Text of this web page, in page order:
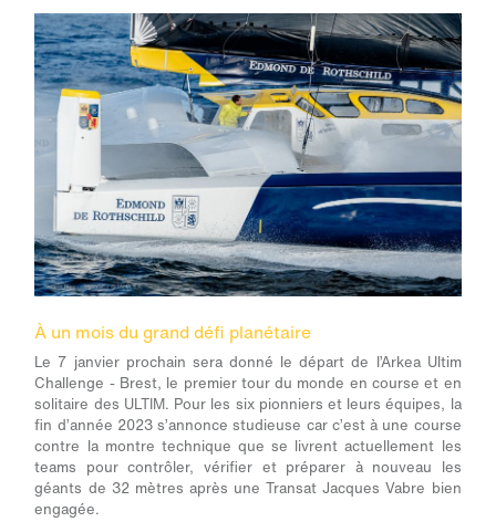
À un mois du grand défi planétaire
Le 7 janvier prochain sera donné le départ de l’Arkea Ultim
Challenge - Brest, le premier tour du monde en course et en
solitaire des ULTIM. Pour les six pionniers et leurs équipes, la
fin d’année 2023 s’annonce studieuse car c’est à une course
contre la montre technique que se livrent actuellement les
teams pour contrôler, vérifier et préparer à nouveau les
géants de 32 mètres après une Transat Jacques Vabre bien
engagée.